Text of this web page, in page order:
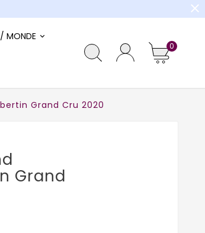
close
MONDE
0
Grand Cru 2020
Grand